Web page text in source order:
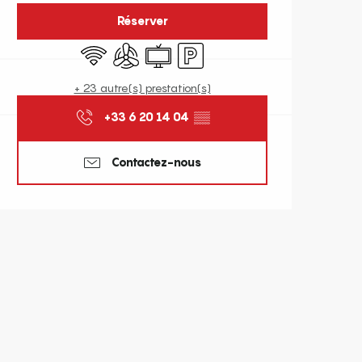
Réserver
WiFi Air conditionné
Télévision
Parking
+ 23 autre(s) prestation(s)
+33 6 20 14 04 ▒▒
Contactez-nous